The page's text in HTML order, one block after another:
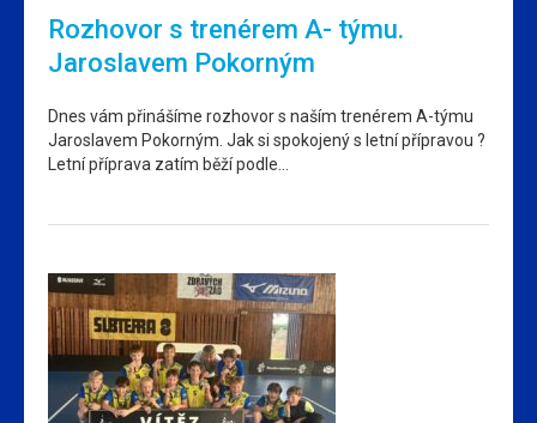
Rozhovor s trenérem A- týmu.
Jaroslavem Pokorným
Dnes vám přinášíme rozhovor s naším trenérem A-týmu
Jaroslavem Pokorným. Jak si spokojený s letní přípravou ?
Letní příprava zatím běží podle…